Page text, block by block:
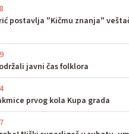
postavlja "Kičmu znanja"
javni čas folklora
prvog kola Kupa grada